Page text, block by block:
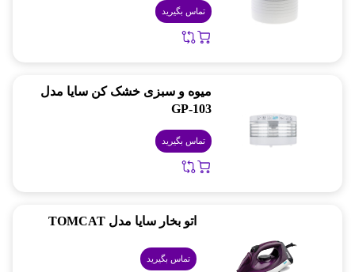
تماس بگیرید
میوه و سبزی خشک کن سایا مدل
GP-103
تماس بگیرید
اتو بخار سایا مدل TOMCAT
تماس بگیرید